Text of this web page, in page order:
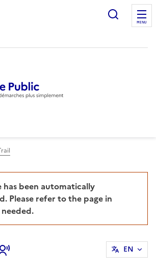
Ouvrir
MENU
Please refer to the page in
EN